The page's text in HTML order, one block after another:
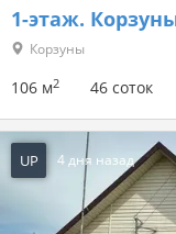
1-этаж.
Корзуны
106 м2 46 соток
UP 4 дня назад